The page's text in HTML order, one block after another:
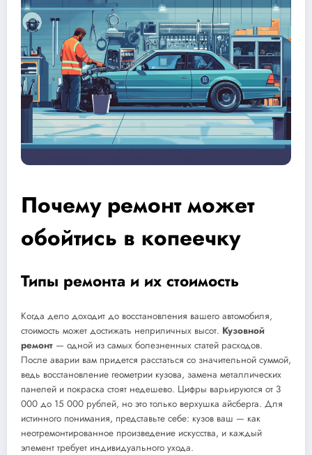
Почему ремонт может
обойтись в копеечку
Типы ремонта и их стоимость
Когда дело доходит до восстановления вашего автомобиля,
стоимость может достижать неприличных высот. Кузовной
ремонт — одной из самых болезненных статей расходов.
После аварии вам придется расстаться со значительной суммой,
ведь восстановление геометрии кузова, замена металлических
панелей и покраска стоят недешево. Цифры варьируются от 3
000 до 15 000 рублей, но это только верхушка айсберга. Для
истинного понимания, представьте себе: кузов ваш — как
неотремонтированное произведение искусства, и каждый
элемент требует индивидуального ухода.